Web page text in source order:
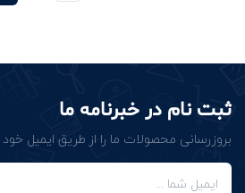
ثبت نام در خبرنامه ما
بروزرسانی محصولات ما را از طریق ایمیل خود